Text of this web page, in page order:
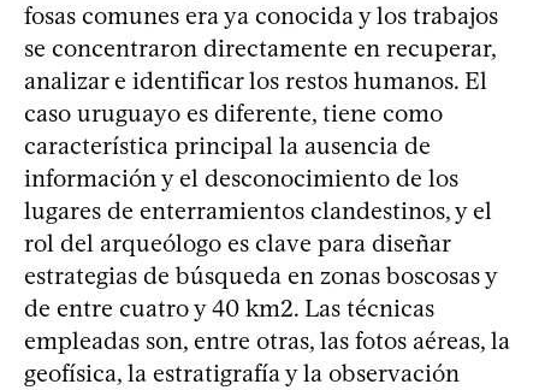
fosas comunes era ya conocida y los trabajos
se concentraron directamente en recuperar,
analizar e identificar los restos humanos. El
caso uruguayo es diferente, tiene como
característica principal la ausencia de
información y el desconocimiento de los
lugares de enterramientos clandestinos, y el
rol del arqueólogo es clave para diseñar
estrategias de búsqueda en zonas boscosas y
de entre cuatro y 40 km2. Las técnicas
empleadas son, entre otras, las fotos aéreas, la
geofísica, la estratigrafía y la observación